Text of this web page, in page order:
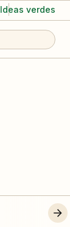
Ideas verdes